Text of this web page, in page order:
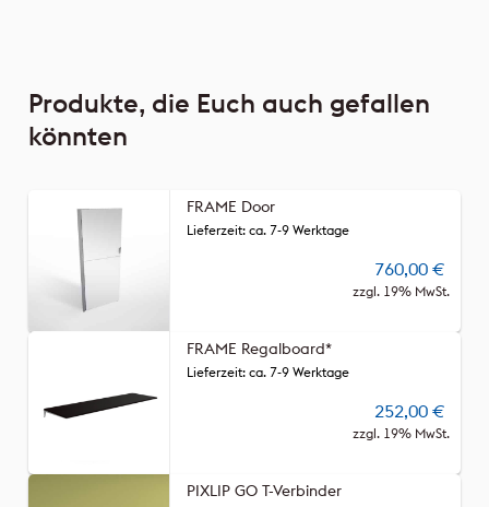
Produkte, die Euch auch gefallen
könnten
FRAME Door
Lieferzeit: ca. 7-9 Werktage
760,00 €
zzgl. 19% MwSt.
FRAME Regalboard*
Lieferzeit: ca. 7-9 Werktage
252,00 €
zzgl. 19% MwSt.
PIXLIP GO T-Verbinder